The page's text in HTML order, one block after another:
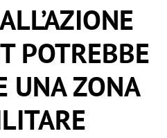
POTREBBE
UNA ZONA